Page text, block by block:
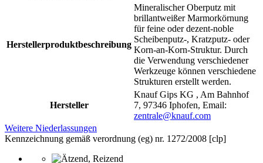
Herstellerproduktbeschreibung
Mineralischer Oberputz mit
brillantweißer Marmorkörnung
für feine oder dezent-noble
Scheibenputz-, Kratzputz- oder
Korn-an-Korn-Struktur. Durch
die Verwendung verschiedener
Werkzeuge können verschiedene
Strukturen erstellt werden.
Hersteller
Knauf Gips KG , Am Bahnhof
7, 97346 Iphofen, Email:
zentrale@knauf.com
Weitere Niederlassungen
Kennzeichnung gemäß verordnung (eg) nr. 1272/2008 [clp]